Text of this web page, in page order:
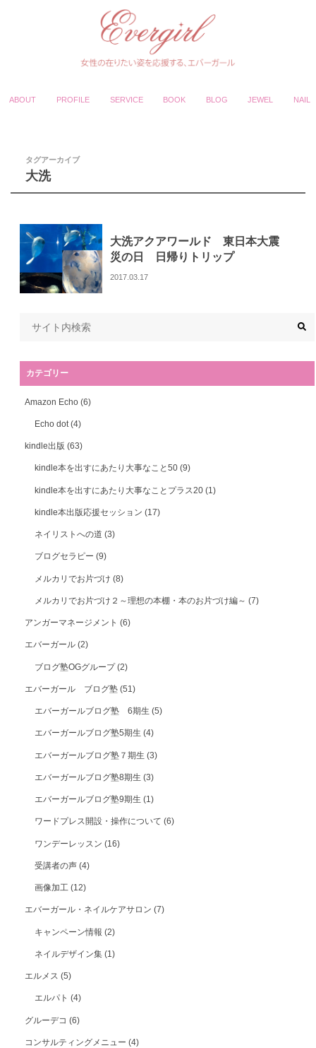
ABOUT PROFILE SERVICE BOOK BLOG JEWEL NAIL
タグアーカイブ
大洗
大洗アクアワールド 東日本大震
災の日 日帰りトリップ
2017.03.17
カテゴリー
Amazon Echo(6)
Echo dot(4)
kindle出版(63)
kindle本を出すにあたり大事なこと50(9)
kindle本を出すにあたり大事なことプラス20(1)
kindle本出版応援セッション(17)
ネイリストへの道(3)
ブログセラピー(9)
メルカリでお片づけ(8)
メルカリでお片づけ２～理想の本棚・本のお片づけ編～(7)
アンガーマネージメント(6)
エバーガール(2)
ブログ塾OGグループ(2)
エバーガール ブログ塾(51)
エバーガールブログ塾 6期生(5)
エバーガールブログ塾5期生(4)
エバーガールブログ塾７期生(3)
エバーガールブログ塾8期生(3)
エバーガールブログ塾9期生(1)
ワードプレス開設・操作について(6)
ワンデーレッスン(16)
受講者の声(4)
画像加工(12)
エバーガール・ネイルケアサロン(7)
キャンペーン情報(2)
ネイルデザイン集(1)
エルメス(5)
エルパト(4)
グルーデコ(6)
コンサルティングメニュー(4)